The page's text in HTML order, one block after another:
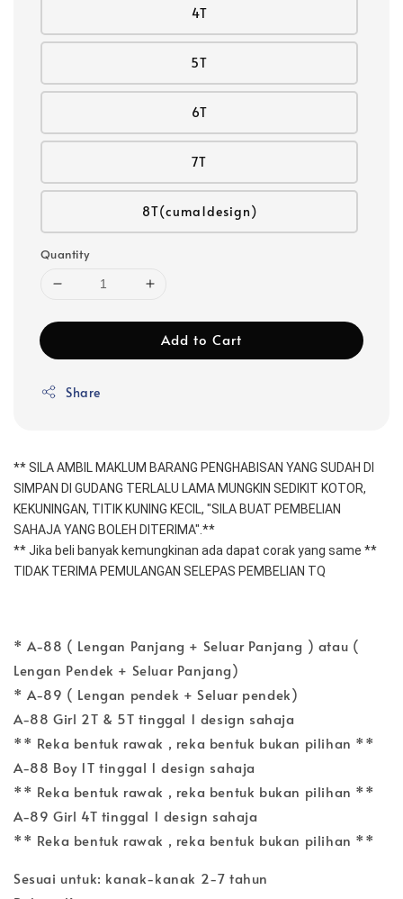
4T
5T
6T
7T
8T(cuma1design)
Quantity
Add to Cart
Share
** SILA AMBIL MAKLUM BARANG PENGHABISAN YANG SUDAH DI
SIMPAN DI GUDANG TERLALU LAMA MUNGKIN SEDIKIT KOTOR,
KEKUNINGAN, TITIK KUNING KECIL, "SILA BUAT PEMBELIAN
SAHAJA YANG BOLEH DITERIMA".**
** Jika beli banyak kemungkinan ada dapat corak yang same **
TIDAK TERIMA PEMULANGAN SELEPAS PEMBELIAN TQ
* A-88 ( Lengan Panjang + Seluar Panjang ) atau (
Lengan Pendek + Seluar Panjang)
* A-89 ( Lengan pendek + Seluar pendek)
A-88 Girl 2T & 5T tinggal 1 design sahaja
** Reka bentuk rawak , reka bentuk bukan pilihan **
A-88 Boy 1T tinggal 1 design sahaja
** Reka bentuk rawak , reka bentuk bukan pilihan **
A-89 Girl 4T tinggal 1 design sahaja
** Reka bentuk rawak , reka bentuk bukan pilihan **
Sesuai untuk: kanak-kanak 2-7 tahun